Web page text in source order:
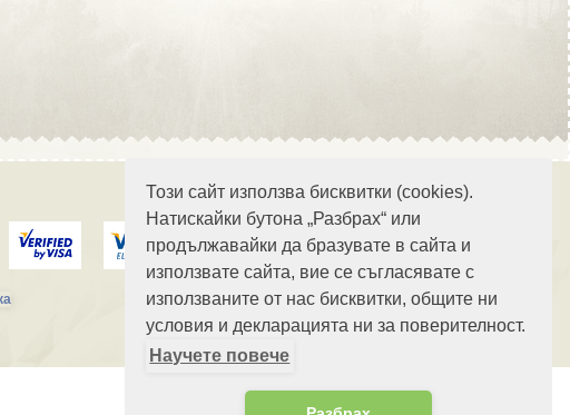
Този сайт използва бисквитки (cookies).
Натискайки бутона „Разбрах“ или
продължавайки да бразувате в сайта и
използвате сайта, вие се съгласявате с
използваните от нас бисквитки, общите ни
условия и декларацията ни за поверителност.
Научете повече
Област Хасково
Област Шумен